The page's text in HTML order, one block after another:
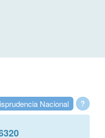
?
Nacional